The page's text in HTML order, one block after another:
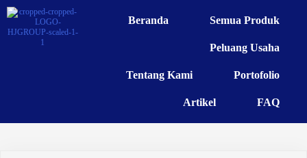
Beranda Semua Produk
Peluang Usaha
Tentang Kami Portofolio
Artikel FAQ